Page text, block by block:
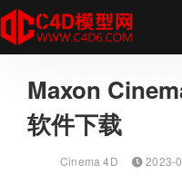
Maxon
软件下载
Cinema 4D 2023-
全部